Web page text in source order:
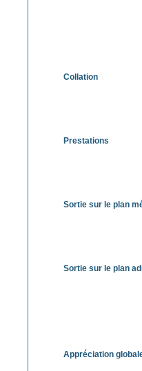
Collation
Prestations
Sortie